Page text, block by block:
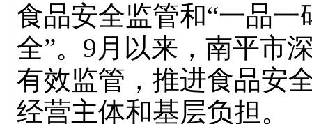
食品安全监管和“一品
全”。9月以来，南平市
有效监管，推进食品安
经营主体和基层负担。